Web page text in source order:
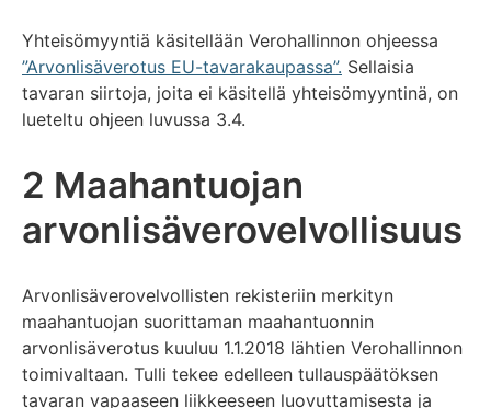
Yhteisömyyntiä käsitellään Verohallinnon ohjeessa
”Arvonlisäverotus EU-tavarakaupassa”. Sellaisia
tavaran siirtoja, joita ei käsitellä yhteisömyyntinä, on
lueteltu ohjeen luvussa 3.4.
2 Maahantuojan
arvonlisäverovelvollisuus
Arvonlisäverovelvollisten rekisteriin merkityn
maahantuojan suorittaman maahantuonnin
arvonlisäverotus kuuluu 1.1.2018 lähtien Verohallinnon
toimivaltaan. Tulli tekee edelleen tullauspäätöksen
tavaran vapaaseen liikkeeseen luovuttamisesta ja